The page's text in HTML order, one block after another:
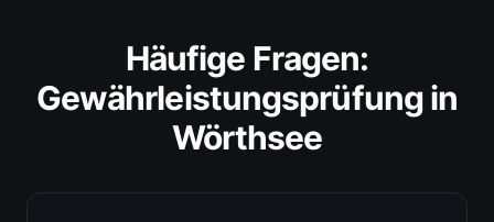
Häufige Fragen:
Gewährleistungsprüfungin
Wörthsee